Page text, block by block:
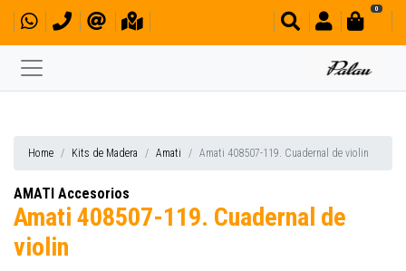
0
Home Kits de Madera Amati Amati 408507-119. Cuadernal de violin
AMATI Accesorios
Amati 408507-119. Cuadernal de
violin